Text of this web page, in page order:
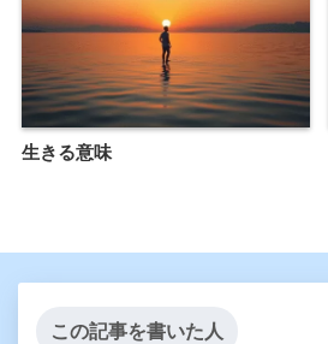
生きる意味
この記事を書いた人